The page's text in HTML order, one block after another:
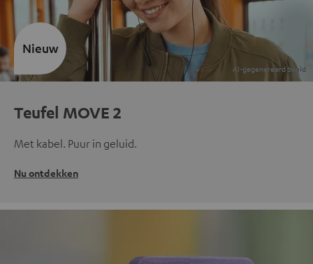
Teufel MOVE 2
Met kabel. Puur in geluid.
Nu ontdekken
Nieuw